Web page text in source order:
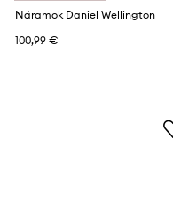
Náramok Daniel Wellington
100,99 €